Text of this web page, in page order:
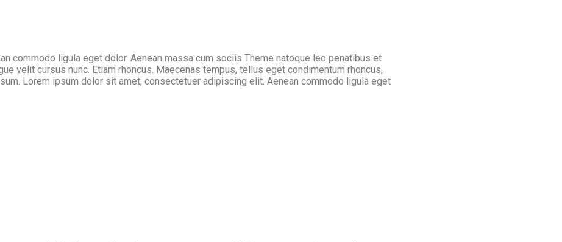
commodo ligula eget dolor. Aenean massa cum sociis Theme natoque leo penatibus et
velit cursus nunc. Etiam rhoncus. Maecenas tempus, tellus eget condimentum rhoncus,
Lorem ipsum dolor sit amet, consectetuer adipiscing elit. Aenean commodo ligula eget